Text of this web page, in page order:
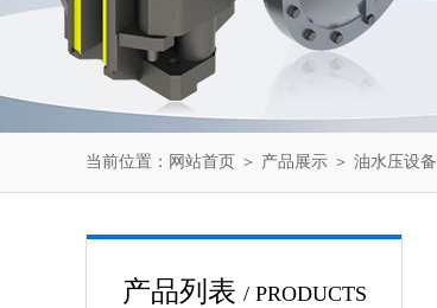
当前位置： 网站首页 ＞ 产品展示 ＞ 油水压设备
产品列表 / PRODUCTS